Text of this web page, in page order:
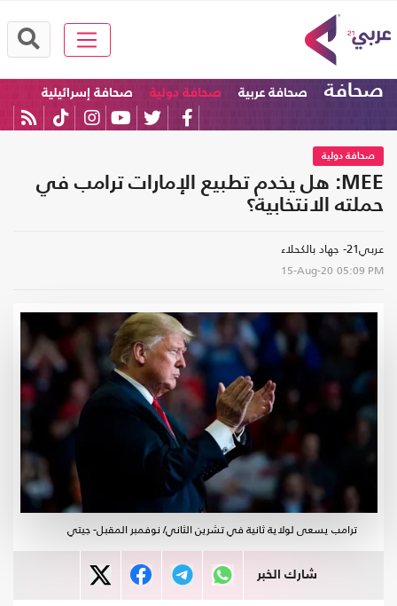
صحافة صحافة عربية صحافة دولية صحافة إسرائيلية
صحافة دولية
MEE: هل يخدم تطبيع الإمارات ترامب في
حملته الانتخابية؟
عربي21- جهاد بالكحلاء
15-Aug-20 05:09 PM
ترامب يسعى لولاية ثانية في تشرين الثاني/ نوفمبر المقبل- جيتي
شارك الخبر